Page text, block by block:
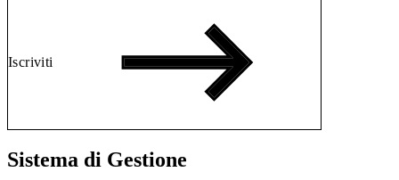
Iscriviti
Sistema di Gestione